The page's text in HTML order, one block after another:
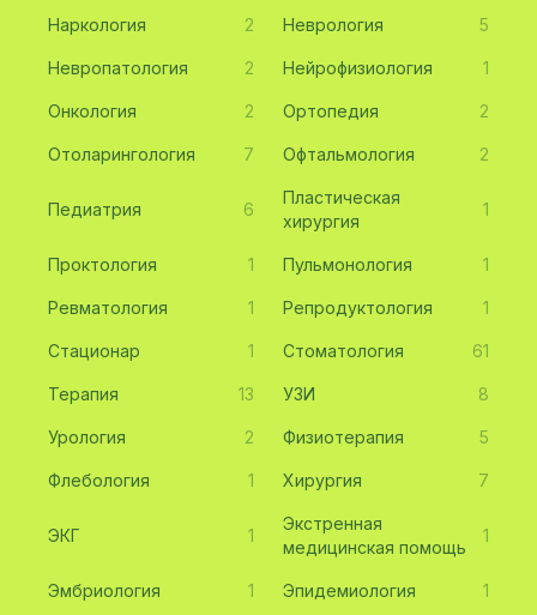
Наркология 2 Неврология 5
Невропатология 2 Нейрофизиология 1
Онкология 2 Ортопедия 2
Отоларингология 7 Офтальмология 2
Педиатрия 6
Пластическая
хирургия
1
Проктология 1 Пульмонология 1
Ревматология 1 Репродуктология 1
Стационар 1 Стоматология 61
Терапия 13 УЗИ 8
Урология 2 Физиотерапия 5
Флебология 1 Хирургия 7
ЭКГ 1
Экстренная
медицинская помощь
1
Эмбриология 1 Эпидемиология 1